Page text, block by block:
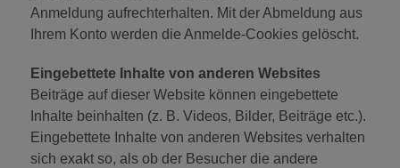
Anmeldung aufrechterhalten. Mit der Abmeldung aus
Ihrem Konto werden die Anmelde-Cookies gelöscht.
Eingebettete Inhalte von anderen Websites
Beiträge auf dieser Website können eingebettete
Inhalte beinhalten (z. B. Videos, Bilder, Beiträge etc.).
Eingebettete Inhalte von anderen Websites verhalten
sich exakt so, als ob der Besucher die andere